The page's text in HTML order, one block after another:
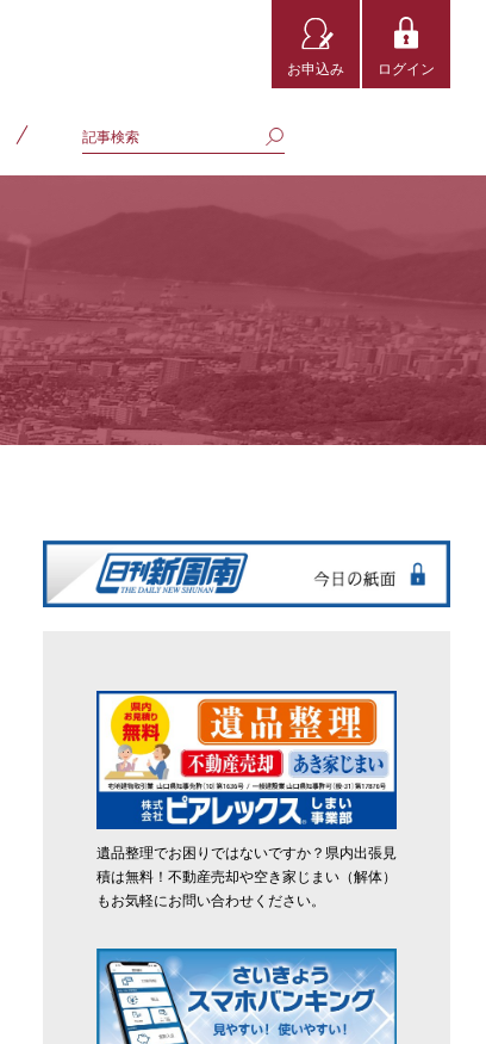
お申込み ログイン
遺品整理でお困りではないですか？県内出張見
積は無料！不動産売却や空き家じまい（解体）
もお気軽にお問い合わせください。